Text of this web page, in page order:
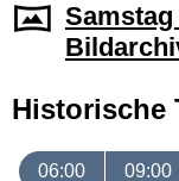
Samstag
Historische
06:00 09:00